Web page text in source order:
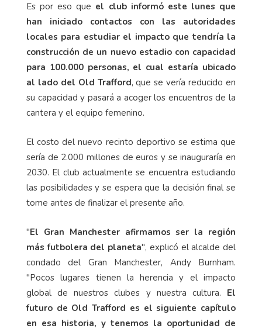
Es por eso que el club informó este lunes que
han iniciado contactos con las autoridades
locales para estudiar el impacto que tendría la
construcción de un nuevo estadio con capacidad
para 100.000 personas, el cual estaría ubicado
al lado del Old Trafford, que se vería reducido en
su capacidad y pasará a acoger los encuentros de la
cantera y el equipo femenino.
El costo del nuevo recinto deportivo se estima que
sería de 2.000 millones de euros y se inauguraría en
2030. El club actualmente se encuentra estudiando
las posibilidades y se espera que la decisión final se
tome antes de finalizar el presente año.
"El Gran Manchester afirmamos ser la región
más futbolera del planeta", explicó el alcalde del
condado del Gran Manchester, Andy Burnham.
"Pocos lugares tienen la herencia y el impacto
global de nuestros clubes y nuestra cultura. El
futuro de Old Trafford es el siguiente capítulo
en esa historia, y tenemos la oportunidad de